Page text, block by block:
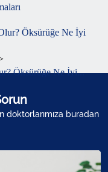
Öksürüğe Ne İyi...
doktorlarımıza buradan